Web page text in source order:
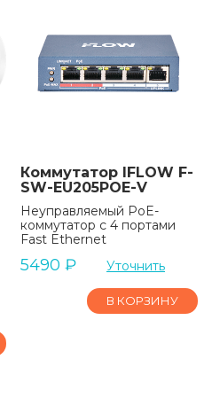
Коммутатор IFLOW F-
SW-EU205POE-V
Неуправляемый PoE-
коммутатор с 4 портами
Fast Ethernet
5490 ₽ Уточнить
В КОРЗИНУ